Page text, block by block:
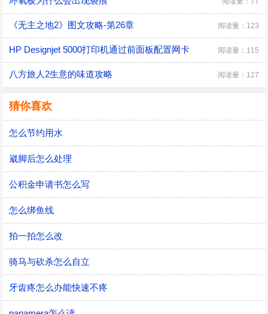
《无主之地2》图文攻略-第26章 阅读量：123
HP Designjet 5000打印机通过前面板配置网卡 阅读量：115
八方旅人2生意的味道攻略 阅读量：127
猜你喜欢
怎么节约用水
崴脚后怎么处理
公积金申请书怎么写
怎么绑鱼线
拍一拍怎么改
骑马与砍杀怎么自立
牙齿疼怎么办能快速不疼